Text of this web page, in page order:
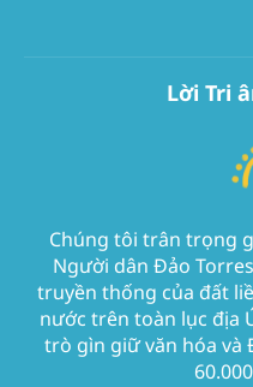
Lời Tri
Chúng tôi trân trọng
Người dân Đảo
truyền thống của đất
nước trên toàn lục địa
trò gìn giữ văn hóa